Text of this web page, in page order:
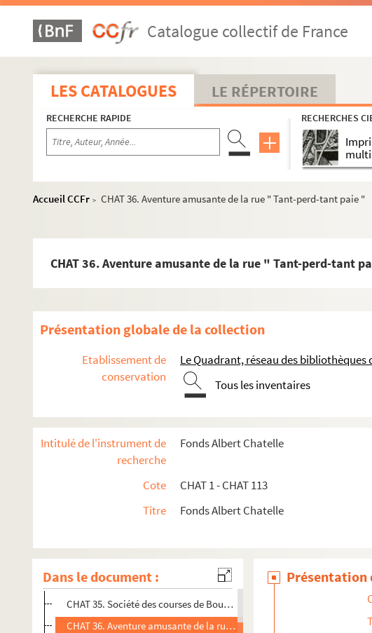
Catalogue collectif de France
LES CATALOGUES LE RÉPERTOIRE
RECHERCHE RAPIDE RECHERCHES
Accueil CCFr > CHAT 36. Aventure amusante de la rue " Tant-perd-tant paie "
CHAT 36. Aventure amusante de la rue " Tant-perd-tant
Présentation globale de la collection
Etablissement de
conservation
Le Quadrant, réseau des bibliothèques
Tous les inventaires
Intitulé de l'instrument de
recherche
Fonds Albert Chatelle
Cote
CHAT 1 - CHAT 113
Titre
Fonds Albert Chatelle
Dans le document :
CHAT 1 - 34 ; CHAT 62. Recherches sur le Boulonnais
CHAT 35 - 61. Publications d'Albert Chatelle
CHAT 35. Société des courses de Boulogne-sur-Mer (1834-1934) :
CHAT 36. Aventure amusante de la rue " Tant-perd-tant paie "
Présentation